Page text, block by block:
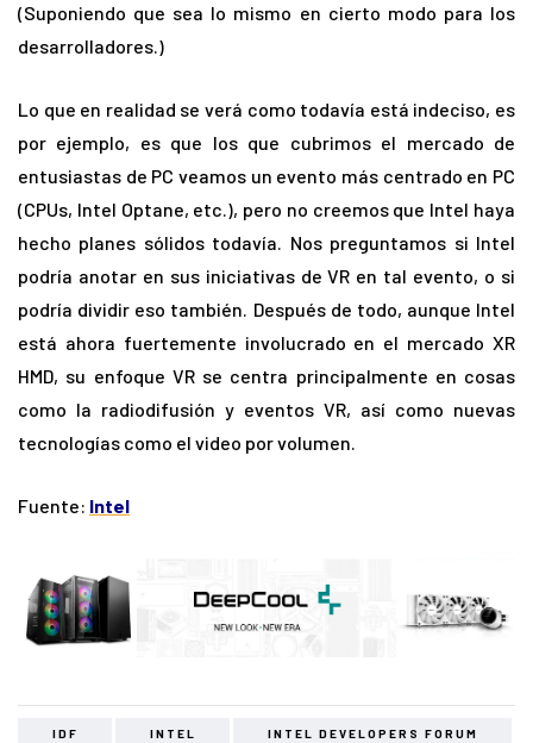
(Suponiendo que sea lo mismo en cierto modo para los
desarrolladores.)
Lo que en realidad se verá como todavía está indeciso, es
por ejemplo, es que los que cubrimos el mercado de
entusiastas de PC veamos un evento más centrado en PC
(CPUs, Intel Optane, etc.), pero no creemos que Intel haya
hecho planes sólidos todavía. Nos preguntamos si Intel
podría anotar en sus iniciativas de VR en tal evento, o si
podría dividir eso también. Después de todo, aunque Intel
está ahora fuertemente involucrado en el mercado XR
HMD, su enfoque VR se centra principalmente en cosas
como la radiodifusión y eventos VR, así como nuevas
tecnologías como el video por volumen.
Fuente: Intel
IDF INTEL INTEL DEVELOPERS FORUM